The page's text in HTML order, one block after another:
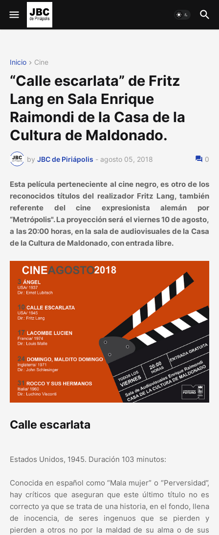
Inicio Cine
“Calle escarlata” de Fritz
Lang en Sala Enrique
Raimondi de la Casa de la
Cultura de Maldonado.
by JBC de Piriápolis - agosto 05, 2018 0
Esta película perteneciente al cine negro, es otro de los
reconocidos títulos del realizador Fritz Lang, también
referente del cine expresionista alemán por
“Metrópolis". La proyección será el viernes 10 de agosto,
a las 20:00 horas, en la sala de audiovisuales de la Casa
de la Cultura de Maldonado, con entrada libre.
Calle escarlata
Estados Unidos, 1945. Duración 103 minutos:
Conocida en español como “Mala mujer” o “Perversidad”,
hay críticos que aseguran que este último título no es
correcto ya que se trata de una historia, en el fondo, llena
de inocencia, de seres ingenuos que se pierden y
pierden a otros no por la maldad de su alma o de sus